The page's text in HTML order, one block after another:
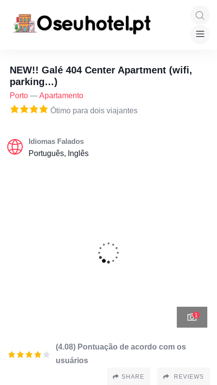
NEW!! Galé 404 Center Apartment (wifi,
parking…)
Porto —Apartamento
Ótimo para dois viajantes
Idiomas Falados
Português, Inglês
1
(4.08) Pontuação de acordo com os
usuários
SHARE REVIEWS